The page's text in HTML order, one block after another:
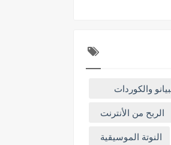
والكوردات
الربح من الأنترنت
النوتة الموسيقية